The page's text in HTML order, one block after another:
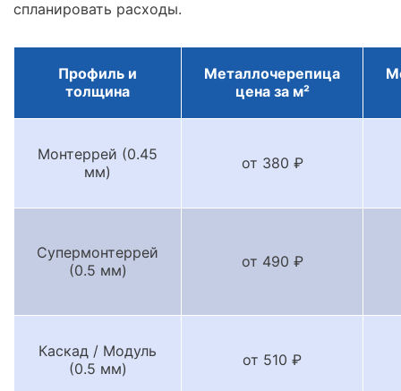
спланировать расходы.
Профиль и
толщина
Металлочерепица
цена за м²
Монтеррей (0.45
мм)
от 380 ₽
Супермонтеррей
(0.5 мм)
от 490 ₽
Каскад / Модуль
(0.5 мм)
от 510 ₽